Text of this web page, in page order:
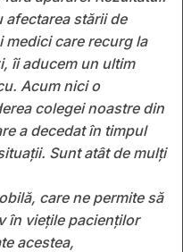
afectarea stării de
medici care recurg la
îi aducem un ultim
Acum nici o
colegei noastre din
a decedat în timpul
Sunt atât de mulți
care ne permite să
în viețile pacienților
acestea,